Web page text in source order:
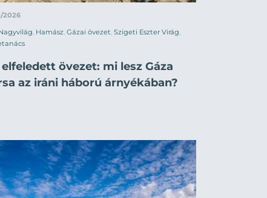
2026
Hamász Gázai övezet Szigeti Eszter Virág
övezet: mi lesz Gáza
az iráni háború árnyékában?